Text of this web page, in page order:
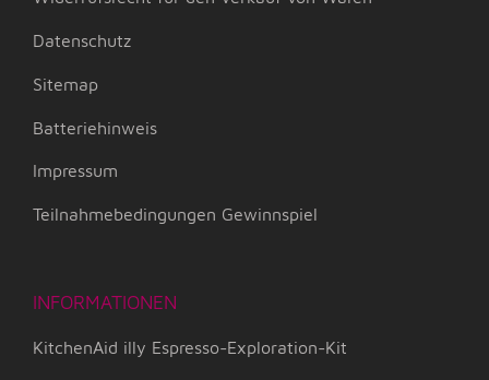
Datenschutz
Sitemap
Batteriehinweis
Impressum
Teilnahmebedingungen Gewinnspiel
INFORMATIONEN
KitchenAid illy Espresso-Exploration-Kit